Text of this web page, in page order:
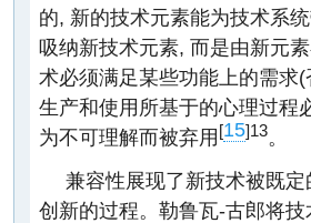
的, 新的技术元素能为技术系
吸纳新技术元素, 而是由新元
术必须满足某些功能上的需求
生产和使用所基于的心理过程
为不可理解而被弃用 [15]13。
兼容性展现了新技术被既
创新的过程。勒鲁瓦-古郎将